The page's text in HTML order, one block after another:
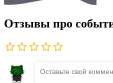
Отзывы про